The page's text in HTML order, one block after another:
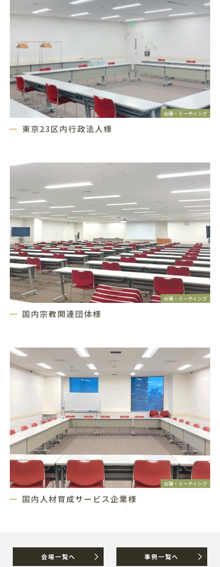
会議・ミーティング
東京23区内行政法人様
会議・ミーティング
国内宗教関連団体様
会議・ミーティング
国内人材育成サービス企業様
会場一覧へ 事例一覧へ